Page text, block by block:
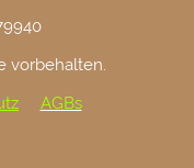
vorbehalten.
AGBs